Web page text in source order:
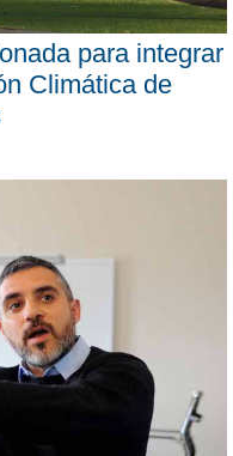
para integrar
Climática de